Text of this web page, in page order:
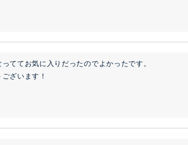
ててお気に入りだったのでよかったです。
ざいます！